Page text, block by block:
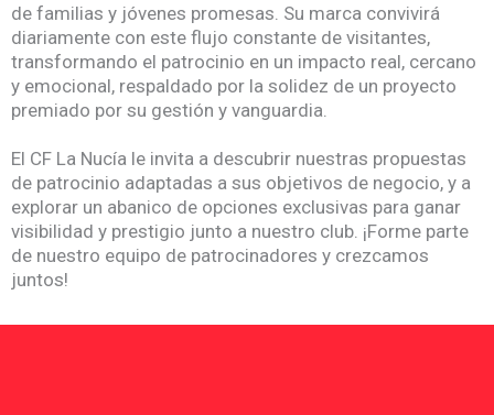
de familias y jóvenes promesas. Su marca convivirá
diariamente con este flujo constante de visitantes,
transformando el patrocinio en un impacto real, cercano
y emocional, respaldado por la solidez de un proyecto
premiado por su gestión y vanguardia.
El CF La Nucía le invita a descubrir nuestras propuestas
de patrocinio adaptadas a sus objetivos de negocio, y a
explorar un abanico de opciones exclusivas para ganar
visibilidad y prestigio junto a nuestro club. ¡Forme parte
de nuestro equipo de patrocinadores y crezcamos
juntos!